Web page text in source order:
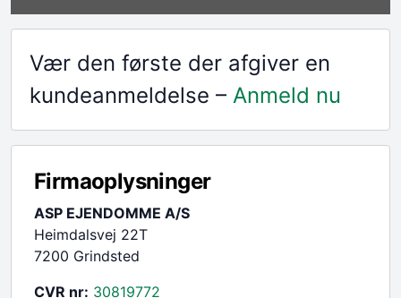
Vær den første der afgiver en
kundeanmeldelse – Anmeld nu
Firmaoplysninger
ASP EJENDOMME A/S
Heimdalsvej 22T
7200 Grindsted
CVR nr: 30819772